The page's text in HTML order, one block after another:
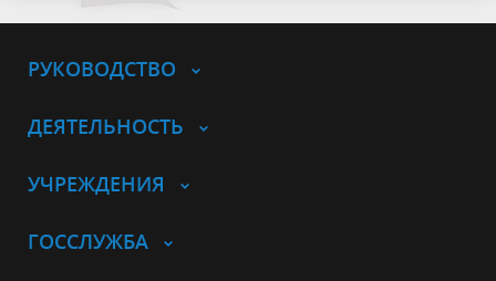
РУКОВОДСТВО
ДЕЯТЕЛЬНОСТЬ
УЧРЕЖДЕНИЯ
ГОССЛУЖБА